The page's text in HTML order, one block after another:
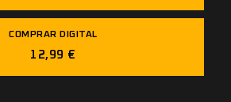
COMPRAR DIGITAL
12,99 €